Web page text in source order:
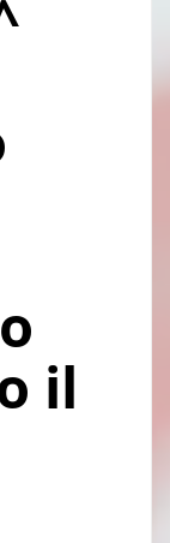
il